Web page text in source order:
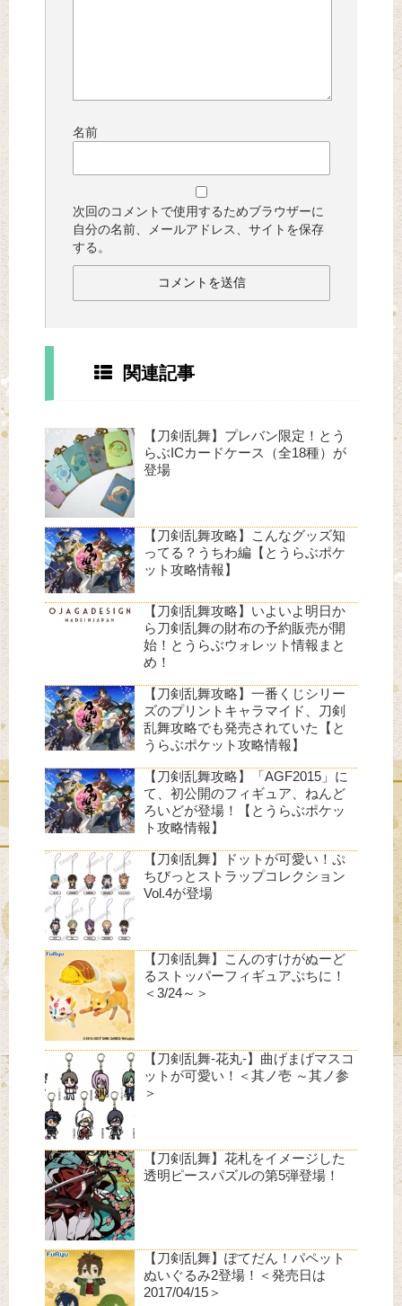
名前
次回のコメントで使用するためブラウザーに
自分の名前、メールアドレス、サイトを保存
する。
関連記事
【刀剣乱舞】プレバン限定！とう
らぶICカードケース（全18種）が
登場
【刀剣乱舞攻略】こんなグッズ知
ってる？うちわ編【とうらぶポケ
ット攻略情報】
【刀剣乱舞攻略】いよいよ明日か
ら刀剣乱舞の財布の予約販売が開
始！とうらぶウォレット情報まと
め！
【刀剣乱舞攻略】一番くじシリー
ズのプリントキャラマイド、刀剣
乱舞攻略でも発売されていた【と
うらぶポケット攻略情報】
【刀剣乱舞攻略】「AGF2015」に
て、初公開のフィギュア、ねんど
ろいどが登場！【とうらぶポケッ
ト攻略情報】
【刀剣乱舞】ドットが可愛い！ぷ
ちびっとストラップコレクション
Vol.4が登場
【刀剣乱舞】こんのすけがぬーど
るストッパーフィギュアぷちに！
＜3/24～＞
【刀剣乱舞-花丸-】曲げまげマスコ
ットが可愛い！＜其ノ壱 ～其ノ参
＞
【刀剣乱舞】花札をイメージした
透明ピースパズルの第5弾登場！
【刀剣乱舞】ぽてだん！パペット
ぬいぐるみ2登場！＜発売日は
2017/04/15＞